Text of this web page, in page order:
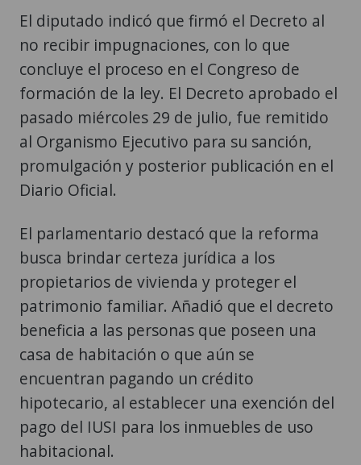
El diputado indicó que firmó el Decreto al
no recibir impugnaciones, con lo que
concluye el proceso en el Congreso de
formación de la ley. El Decreto aprobado el
pasado miércoles 29 de julio, fue remitido
al Organismo Ejecutivo para su sanción,
promulgación y posterior publicación en el
Diario Oficial.
El parlamentario destacó que la reforma
busca brindar certeza jurídica a los
propietarios de vivienda y proteger el
patrimonio familiar. Añadió que el decreto
beneficia a las personas que poseen una
casa de habitación o que aún se
encuentran pagando un crédito
hipotecario, al establecer una exención del
pago del IUSI para los inmuebles de uso
habitacional.